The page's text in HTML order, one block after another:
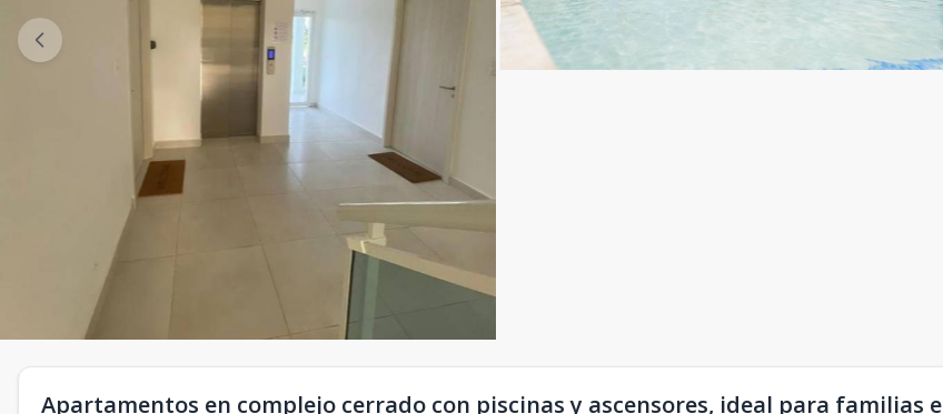
Apartamentos en complejo cerrado con piscinas y ascensores, ideal para familias e